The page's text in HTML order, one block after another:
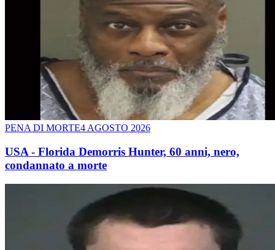
PENA DI MORTE4 AGOSTO 2026
USA - Florida Demorris Hunter, 60 anni, nero,
condannato a morte